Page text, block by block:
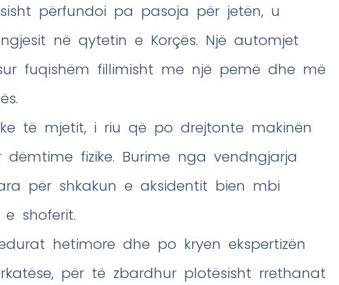
përfundoi pa pasoja për jetën, u
në qytetin e Korçës. Një automjet
fuqishëm fillimisht me një pemë dhe më
të mjetit, i riu që po drejtonte makinën
fizike. Burime nga vendngjarja
për shkakun e aksidentit bien mbi
shoferit.
hetimore dhe po kryen ekspertizën
për të zbardhur plotësisht rrethanat